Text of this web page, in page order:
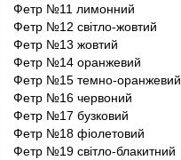
Фетр №11 лимонний
Фетр №12 світло-жовтий
Фетр №13 жовтий
Фетр №14 оранжевий
Фетр №15 темно-оранжевий
Фетр №16 червоний
Фетр №17 бузковий
Фетр №18 фіолетовий
Фетр №19 світло-блакитний